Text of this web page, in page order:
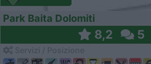
Park Baita Dolomiti
8,2 5